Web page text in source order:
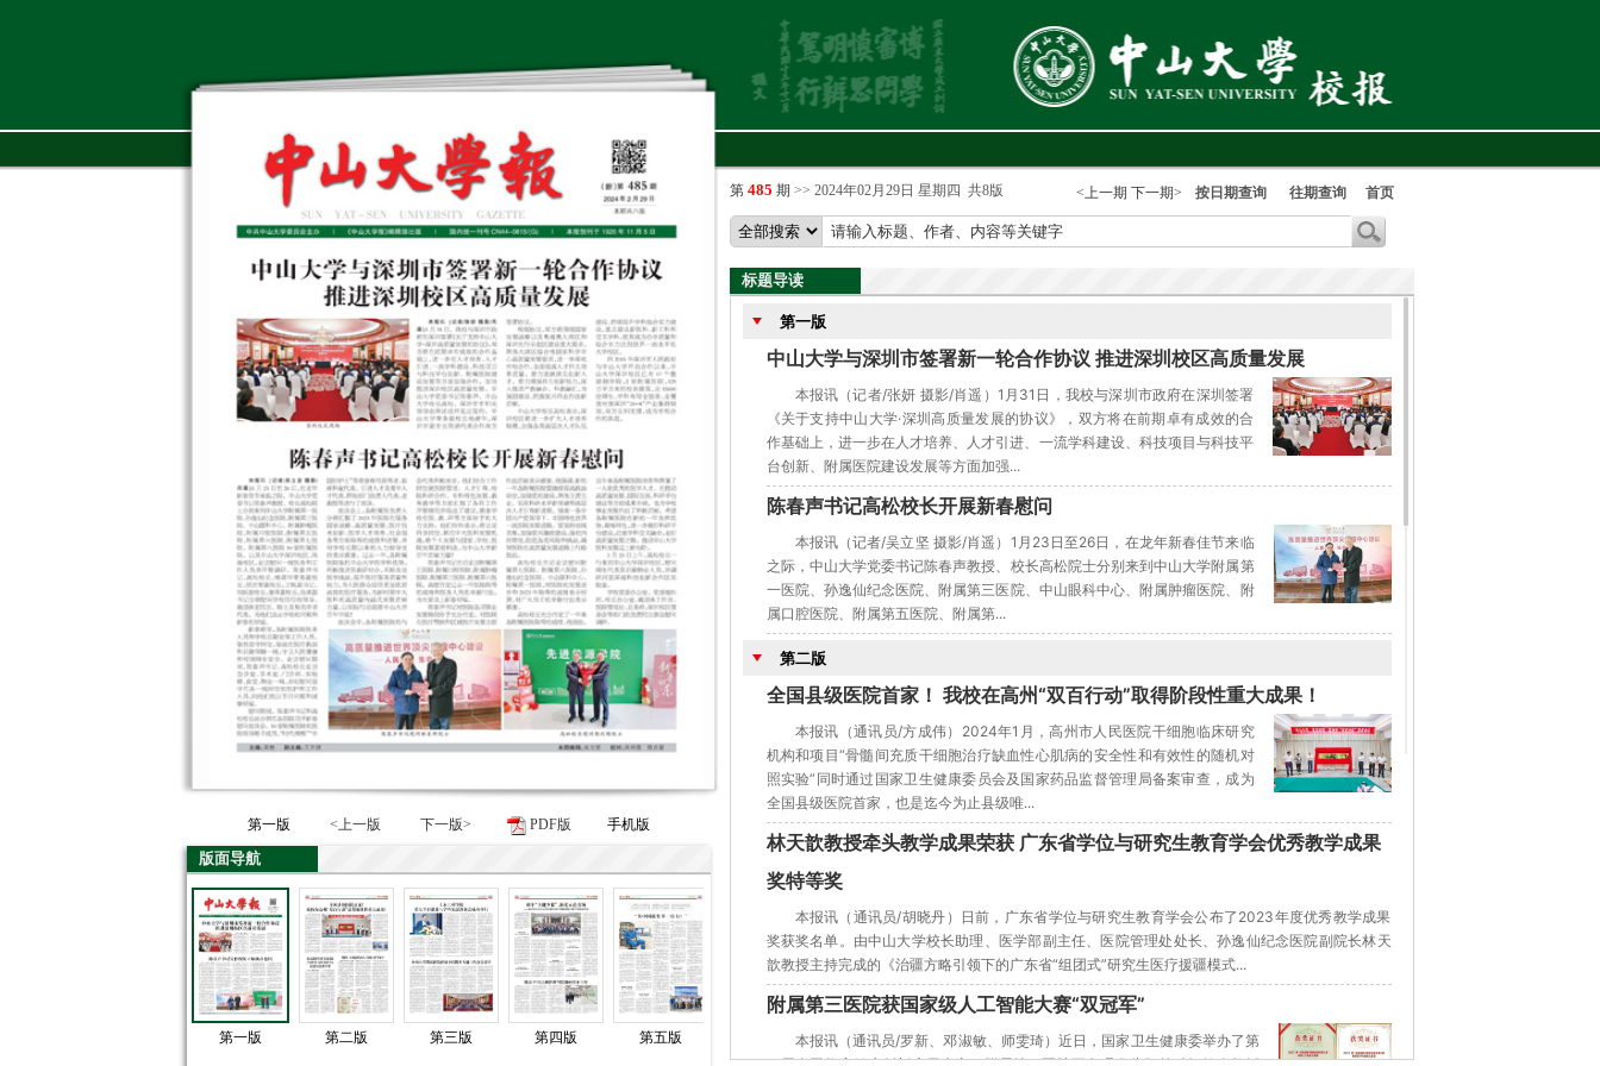
第一版 <上一版 下一版> PDF版 手机版
版面导航
第一版 第二版 第三版 第四版 第五版 第七版 第八版
第 485 期 >> 2024年02月29日 星期四 共8版 <上一期 下一期> 按日期查询 往期查询 首页
标题导读
第一版
中山大学与深圳市签署新一轮合作协议 推进深圳校区高质量发展
本报讯（记者/张妍 摄影/肖遥）1月31日，我校与深圳市政府在深圳签署
《关于支持中山大学·深圳高质量发展的协议》，双方将在前期卓有成效的合
作基础上，进一步在人才培养、人才引进、一流学科建设、科技项目与科技平
台创新、附属医院建设发展等方面加强...
陈春声书记高松校长开展新春慰问
本报讯（记者/吴立坚 摄影/肖遥）1月23日至26日，在龙年新春佳节来临
之际，中山大学党委书记陈春声教授、校长高松院士分别来到中山大学附属第
一医院、孙逸仙纪念医院、附属第三医院、中山眼科中心、附属肿瘤医院、附
属口腔医院、附属第五医院、附属第...
第二版
全国县级医院首家！ 我校在高州“双百行动”取得阶段性重大成果！
本报讯（通讯员/方成伟）2024年1月，高州市人民医院干细胞临床研究
机构和项目“骨髓间充质干细胞治疗缺血性心肌病的安全性和有效性的随机对
照实验”同时通过国家卫生健康委员会及国家药品监督管理局备案审查，成为
全国县级医院首家，也是迄今为止县级唯...
林天歆教授牵头教学成果荣获 广东省学位与研究生教育学会优秀教学成果
奖特等奖
本报讯（通讯员/胡晓丹）日前，广东省学位与研究生教育学会公布了2023年度优秀教学成果
奖获奖名单。由中山大学校长助理、医学部副主任、医院管理处处长、孙逸仙纪念医院副院长林天
歆教授主持完成的《治疆方略引领下的广东省“组团式”研究生医疗援疆模式...
附属第三医院获国家级人工智能大赛“双冠军”
本报讯（通讯员/罗新、邓淑敏、师雯琦）近日，国家卫生健康委举办了第